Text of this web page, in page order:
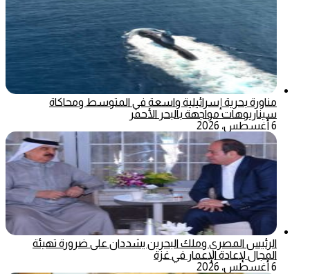
مناورة بحرية إسرائيلية واسعة في المتوسط ومحاكاة
سيناريوهات مواجهة بالبحر الأحمر
6 أغسطس، 2026
الرئيس المصري وملك البحرين يشددان على ضرورة تهيئة
المجال لإعادة الإعمار في غزة
6 أغسطس، 2026